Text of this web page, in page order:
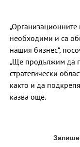
„Организационните
необходими и са
нашия бизнес“,
„Ще продължим да
стратегически
както и да
казва още.